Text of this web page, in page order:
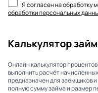
Я согласен на обработку
обработки персональных
Калькулятор
Онлайн калькулятор
выполнить расчёт
предназначен для заёмщиков
полную сумму займа и размер